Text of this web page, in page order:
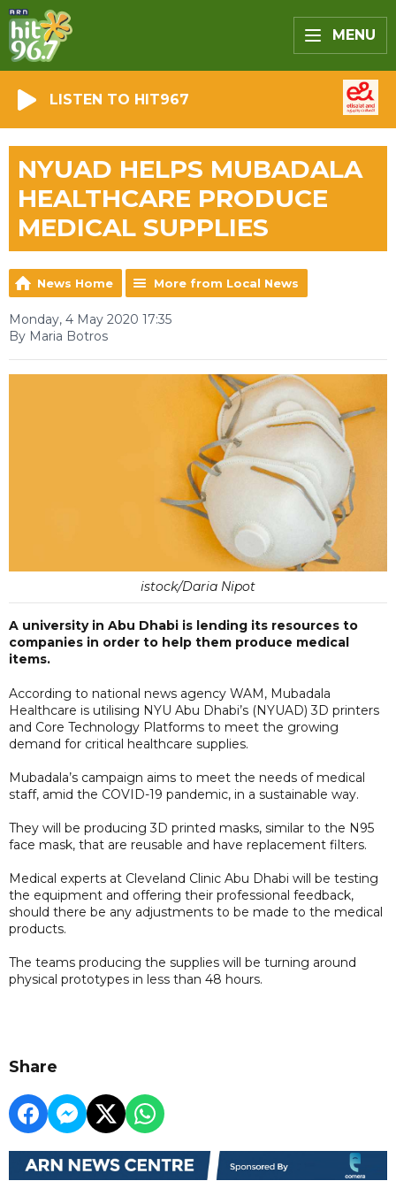
MENU
LISTEN TO HIT967
NYUAD HELPS MUBADALA
HEALTHCARE PRODUCE
MEDICAL SUPPLIES
News Home More from Local News
Monday, 4 May 2020 17:35
By Maria Botros
istock/Daria Nipot
A university in Abu Dhabi is lending its resources to
companies in order to help them produce medical
items.
According to national news agency WAM, Mubadala
Healthcare is utilising NYU Abu Dhabi’s (NYUAD) 3D printers
and Core Technology Platforms to meet the growing
demand for critical healthcare supplies.
Mubadala’s campaign aims to meet the needs of medical
staff, amid the COVID-19 pandemic, in a sustainable way.
They will be producing 3D printed masks, similar to the N95
face mask, that are reusable and have replacement filters.
Medical experts at Cleveland Clinic Abu Dhabi will be testing
the equipment and offering their professional feedback,
should there be any adjustments to be made to the medical
products.
The teams producing the supplies will be turning around
physical prototypes in less than 48 hours.
Share